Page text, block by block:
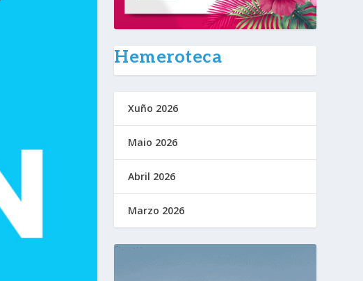
Hemeroteca
Xuño 2026
Maio 2026
Abril 2026
Marzo 2026